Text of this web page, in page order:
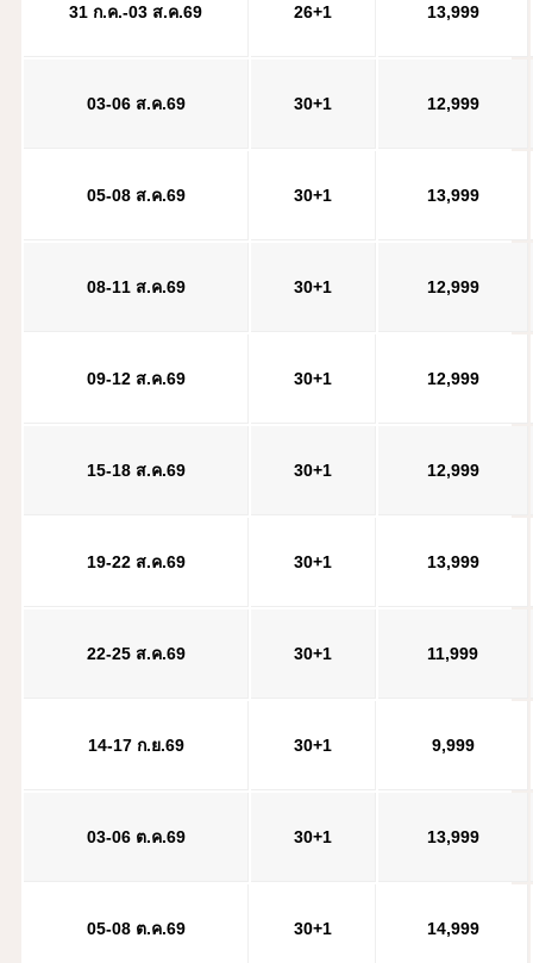
31 ก.ค.-03 ส.ค.69 26+1 13,999
03-06 ส.ค.69 30+1 12,999
05-08 ส.ค.69 30+1 13,999
08-11 ส.ค.69 30+1 12,999
09-12 ส.ค.69 30+1 12,999
15-18 ส.ค.69 30+1 12,999
19-22 ส.ค.69 30+1 13,999
22-25 ส.ค.69 30+1 11,999
14-17 ก.ย.69 30+1 9,999
03-06 ต.ค.69 30+1 13,999
05-08 ต.ค.69 30+1 14,999